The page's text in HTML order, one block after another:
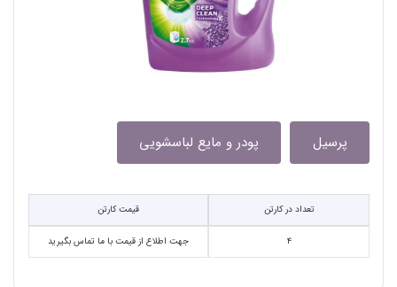
پرسیل پودر و مایع لباسشویی
تعداد در کارتن قیمت کارتن
۴ جهت اطلاع از قیمت با ما تماس بگیرید